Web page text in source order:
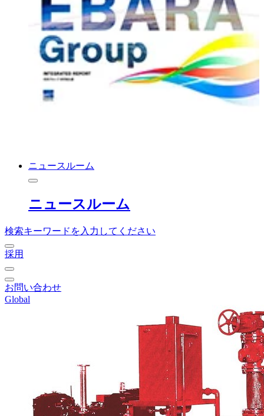
ニュースルーム
ニュースルーム
検索キーワードを入力してください
採用
お問い合わせ
Global